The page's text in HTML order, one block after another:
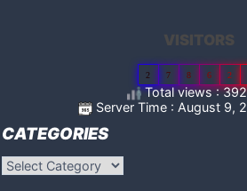
VISITORS
2 7 8 6 2
Total views :
Server Time : August 9,
CATEGORIES
Categories